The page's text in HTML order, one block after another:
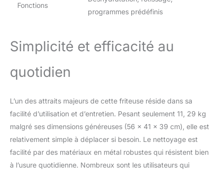
Fonctions
programmes prédéfinis
Simplicité et efficacité au
quotidien
L’un des attraits majeurs de cette friteuse réside dans sa
facilité d’utilisation et d’entretien. Pesant seulement 11, 29 kg
malgré ses dimensions généreuses (56 x 41 x 39 cm), elle est
relativement simple à déplacer si besoin. Le nettoyage est
facilité par des matériaux en métal robustes qui résistent bien
à l’usure quotidienne. Nombreux sont les utilisateurs qui